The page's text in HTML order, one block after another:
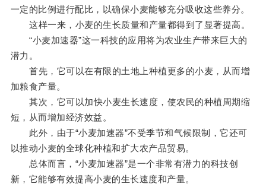
一定的比例进行配比，以确保小麦能够充分吸收这些养分。
这样一来，小麦的生长质量和产量都得到了显著提高。
“小麦加速器”这一科技的应用将为农业生产带来巨大的
潜力。
首先，它可以在有限的土地上种植更多的小麦，从而增
加粮食产量。
其次，它可以加快小麦生长速度，使农民的种植周期缩
短，从而增加经济效益。
此外，由于“小麦加速器”不受季节和气候限制，它还可
以推动小麦的全球化种植和扩大农产品贸易。
总体而言，“小麦加速器”是一个非常有潜力的科技创
新，它能够有效提高小麦的生长速度和产量。